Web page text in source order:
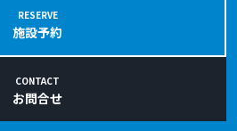
RESERVE
施設予約
CONTACT
お問合せ